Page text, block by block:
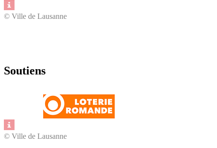
© Ville de Lausanne
© Ville de Lausanne
Soutiens